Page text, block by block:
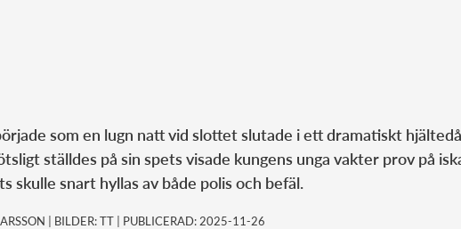
som en lugn natt vid slottet slutade i ett dramatiskt
ställdes på sin spets visade kungens unga vakter prov på
skulle snart hyllas av både polis och befäl.
| BILDER: TT | PUBLICERAD: 2025-11-26